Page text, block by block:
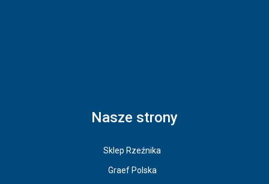
Nasze strony
Sklep Rzeźnika
Graef Polska